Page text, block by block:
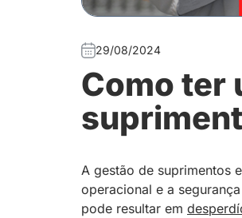
29/08/2024
Como ter
A gestão de suprimentos
operacional e a
pode resultar em